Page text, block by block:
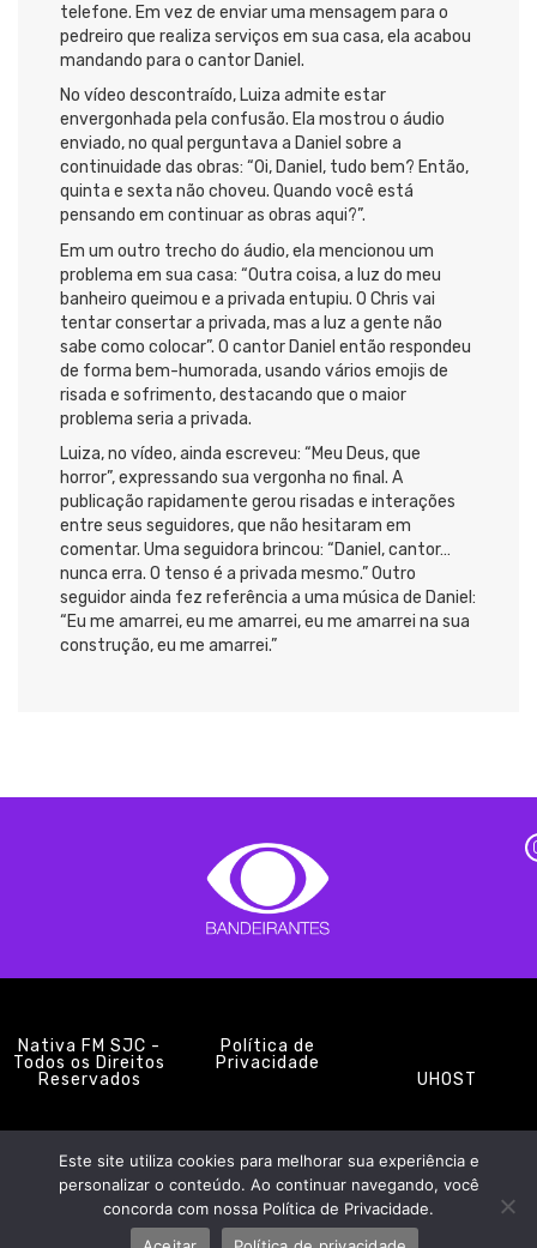
telefone. Em vez de enviar uma mensagem para o
pedreiro que realiza serviços em sua casa, ela acabou
mandando para o cantor Daniel.
No vídeo descontraído, Luiza admite estar
envergonhada pela confusão. Ela mostrou o áudio
enviado, no qual perguntava a Daniel sobre a
continuidade das obras: “Oi, Daniel, tudo bem? Então,
quinta e sexta não choveu. Quando você está
pensando em continuar as obras aqui?”.
Em um outro trecho do áudio, ela mencionou um
problema em sua casa: “Outra coisa, a luz do meu
banheiro queimou e a privada entupiu. O Chris vai
tentar consertar a privada, mas a luz a gente não
sabe como colocar”. O cantor Daniel então respondeu
de forma bem-humorada, usando vários emojis de
risada e sofrimento, destacando que o maior
problema seria a privada.
Luiza, no vídeo, ainda escreveu: “Meu Deus, que
horror”, expressando sua vergonha no final. A
publicação rapidamente gerou risadas e interações
entre seus seguidores, que não hesitaram em
comentar. Uma seguidora brincou: “Daniel, cantor…
nunca erra. O tenso é a privada mesmo.” Outro
seguidor ainda fez referência a uma música de Daniel:
“Eu me amarrei, eu me amarrei, eu me amarrei na sua
construção, eu me amarrei.”
Nativa FM SJC -
Todos os Direitos
Reservados
Política de
Privacidade
UHOST
PROMOÇÕES EQUIPE NOTÍCIAS CONTATO
Este site utiliza cookies para melhorar sua experiência e
personalizar o conteúdo. Ao continuar navegando, você
concorda com nossa Política de Privacidade.